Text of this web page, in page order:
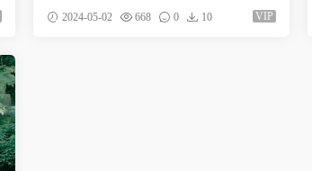
2024-05-02 668 0 10 VIP